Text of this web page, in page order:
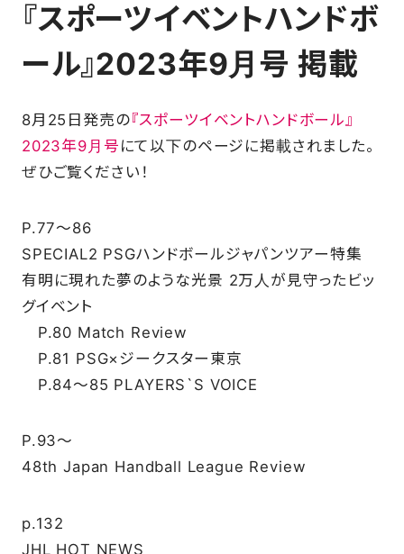
各座席について
観戦ガイド
FAN CLUB
マイページはこちら
CSR
SCHOOL
PARTNERS
SHOP
CONTACT
『スポーツイベントハンドボ
ール』2023年9月号 掲載
8月25日発売の『スポーツイベントハンドボール』
2023年9月号 にて以下のページに掲載されました。
ぜひご覧ください！
P.77～86
SPECIAL2 PSGハンドボールジャパンツアー特集
有明に現れた夢のような光景 2万人が見守ったビッ
グイベント
P.80 Match Review
P.81 PSG×ジークスター東京
P.84～85 PLAYERS`S VOICE
P.93～
48th Japan Handball League Review
p.132
JHL HOT NEWS